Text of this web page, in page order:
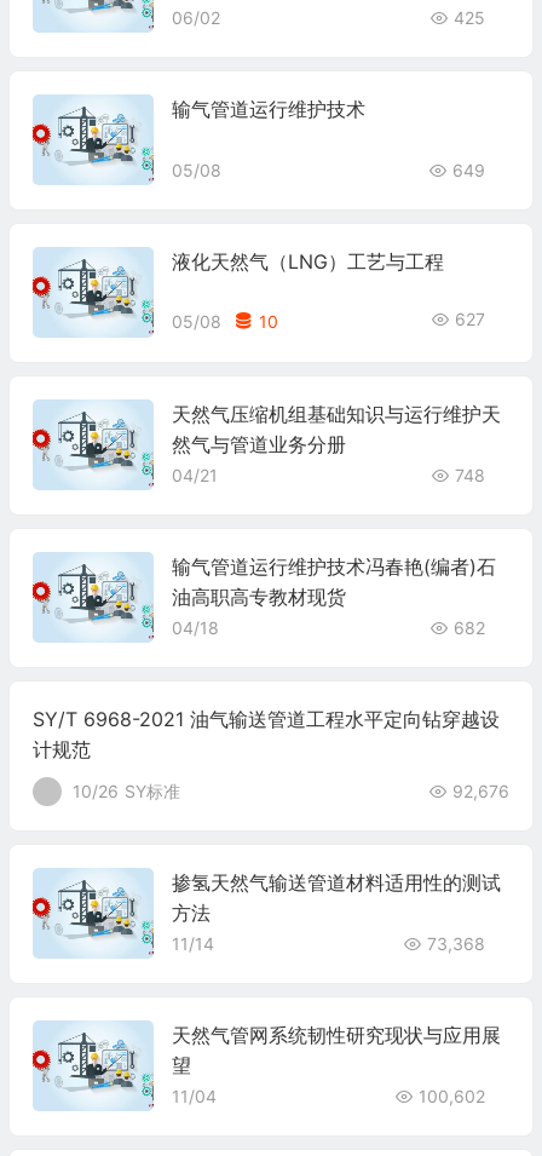
06/02 425
输气管道运行维护技术
05/08 649
液化天然气（LNG）工艺与工程
05/08 627
10
天然气压缩机组基础知识与运行维护天
然气与管道业务分册
04/21 748
输气管道运行维护技术冯春艳(编者)石
油高职高专教材现货
04/18 682
SY/T 6968-2021 油气输送管道工程水平定向钻穿越设
计规范
10/26 SY标准 92,676
掺氢天然气输送管道材料适用性的测试
方法
11/14 73,368
天然气管网系统韧性研究现状与应用展
望
11/04 100,602